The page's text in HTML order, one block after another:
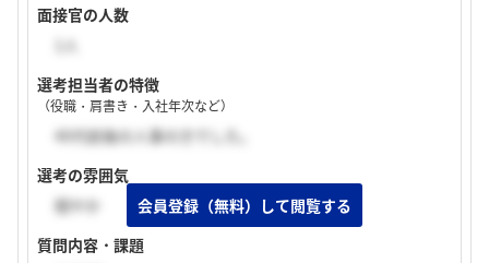
面接官の人数
選考担当者の特徴
（役職・肩書き・入社年次など）
40代前後の人事の方でした。
選考の雰囲気
穏やか
質問内容・課題